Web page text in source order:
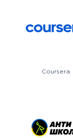
Coursera